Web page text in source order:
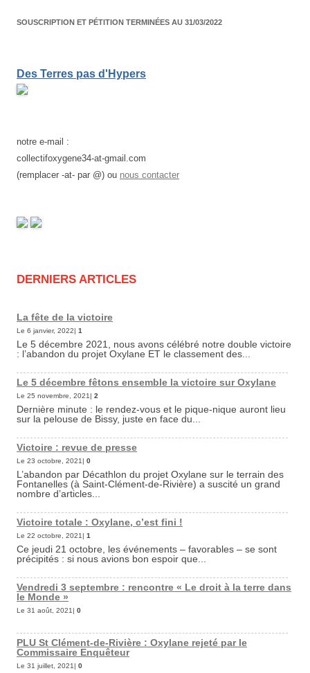
SOUSCRIPTION ET PÉTITION TERMINÉES AU 31/03/2022
Des Terres pas d'Hypers
notre e-mail :
collectifoxygene34-at-gmail.com
(remplacer -at- par @) ou nous contacter
DERNIERS ARTICLES
La fête de la victoire
Le 6 janvier, 2022| 1
Le 5 décembre 2021, nous avons célébré notre double victoire
: l’abandon du projet Oxylane ET le classement des...
Le 5 décembre fêtons ensemble la victoire sur Oxylane
Le 25 novembre, 2021| 2
Dernière minute : le rendez-vous et le pique-nique auront lieu
sur la pelouse de Bissy, juste en face du...
Victoire : revue de presse
Le 23 octobre, 2021| 0
L’abandon par Décathlon du projet Oxylane sur le terrain des
Fontanelles (à Saint-Clément-de-Rivière) a suscité un grand
nombre d’articles...
Victoire totale : Oxylane, c’est fini !
Le 22 octobre, 2021| 1
Ce jeudi 21 octobre, les événements – favorables – se sont
précipités : si nous avions bon espoir que...
Vendredi 3 septembre : rencontre « Le droit à la terre dans
le Monde »
Le 31 août, 2021| 0
PLU St Clément-de-Rivière : Oxylane rejeté par le
Commissaire Enquêteur
Le 31 juillet, 2021| 0